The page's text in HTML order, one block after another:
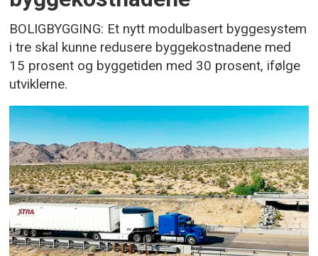
BOLIGBYGGING: Et nytt modulbasert byggesystem
i tre skal kunne redusere byggekostnadene med
15 prosent og byggetiden med 30 prosent, ifølge
utviklerne.